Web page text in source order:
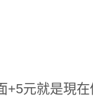
+5元就是現